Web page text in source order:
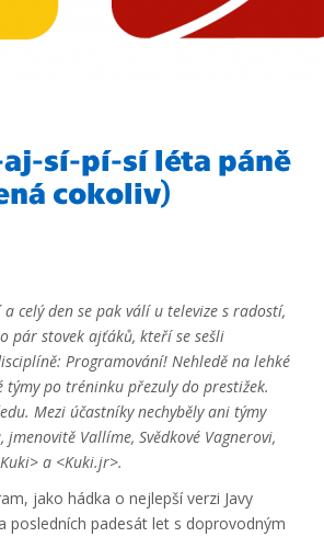
sí-pí-sí léta páně
cokoliv)
celý den se pak válí u televize s radostí,
pár stovek ajťáků, kteří se sešli
Programování! Nehledě na lehké
po tréninku přezuly do prestižek.
Mezi účastníky nechyběly ani týmy
Vallíme, Svědkové Vagnerovi,
a <Kuki.jr>.
jako hádka o nejlepší verzi Javy
padesát let s doprovodným